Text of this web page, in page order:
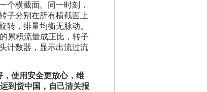
个横截面。同一时刻，
子分别在所有横截面上
转，排量均衡无脉动。
累积流量成正比，转子
计数器，显示出流过流
使用安全更放心，维
到货中国，自己清关报